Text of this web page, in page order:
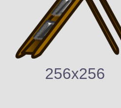
256x256